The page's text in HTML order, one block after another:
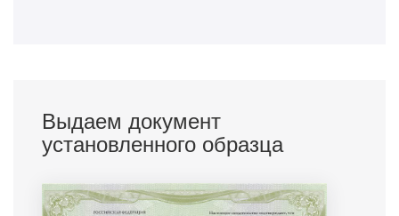
Выдаем документ
установленного образца